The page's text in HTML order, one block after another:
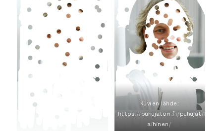
Kuvien lähde:
https://puhujatori.fi/puhujat/kari-
aihinen/